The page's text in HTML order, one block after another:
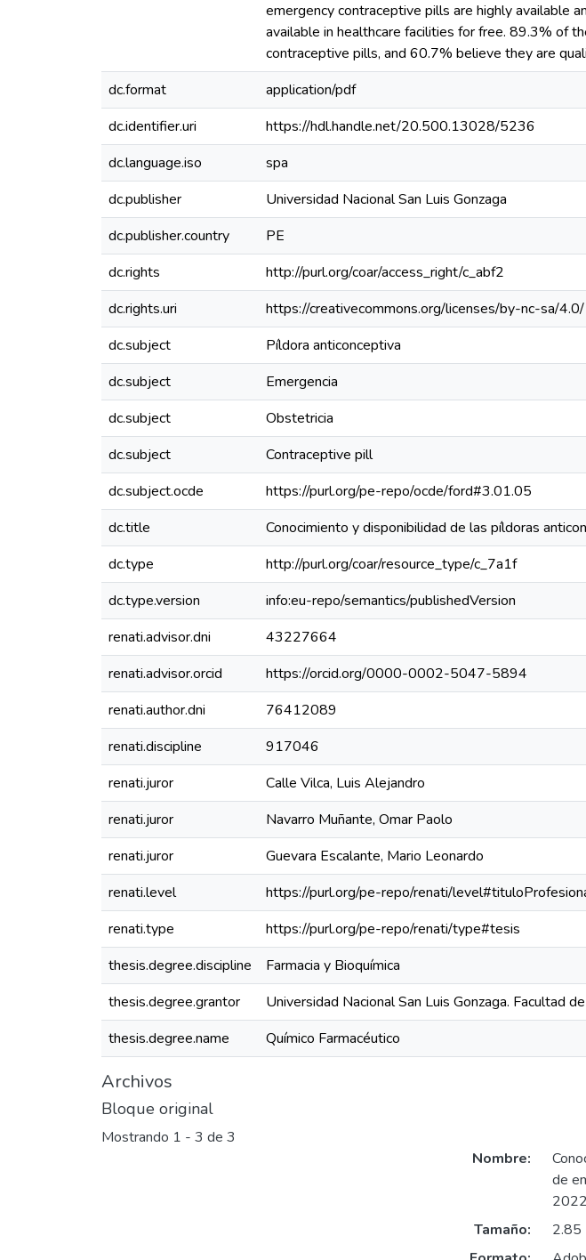
emergency contraceptive pills are highly available
available in healthcare facilities for free. 89.3% of
contraceptive pills, and 60.7% believe they are
dc.format
application/pdf
dc.identifier.uri
https://hdl.handle.net/20.500.13028/5236
dc.language.iso
spa
dc.publisher
Universidad Nacional San Luis Gonzaga
dc.publisher.country
PE
dc.rights
http://purl.org/coar/access_right/c_abf2
dc.rights.uri
https://creativecommons.org/licenses/by-nc-sa/4.0/
dc.subject
Píldora anticonceptiva
dc.subject
Emergencia
dc.subject
Obstetricia
dc.subject
Contraceptive pill
dc.subject.ocde
https://purl.org/pe-repo/ocde/ford#3.01.05
dc.title
Conocimiento y disponibilidad de las píldoras
dc.type
http://purl.org/coar/resource_type/c_7a1f
dc.type.version
info:eu-repo/semantics/publishedVersion
renati.advisor.dni
43227664
renati.advisor.orcid
https://orcid.org/0000-0002-5047-5894
renati.author.dni
76412089
renati.discipline
917046
renati.juror
Calle Vilca, Luis Alejandro
renati.juror
Navarro Muñante, Omar Paolo
renati.juror
Guevara Escalante, Mario Leonardo
renati.level
https://purl.org/pe-repo/renati/
renati.type
https://purl.org/pe-repo/renati/type#tesis
thesis.degree.discipline
Farmacia y Bioquímica
thesis.degree.grantor
Universidad Nacional San Luis Gonzaga. Facultad
thesis.degree.name
Químico Farmacéutico
Archivos
Bloque original
Mostrando 1 - 3 de 3
Nombre:
de
Tamaño:
2.85